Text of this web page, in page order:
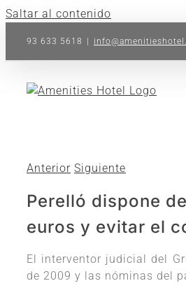
Saltar al contenido
93 633 5618
Anterior Siguiente
Perelló dispone
euros y evitar el
El interventor judicial del
de 2009 y las nóminas del